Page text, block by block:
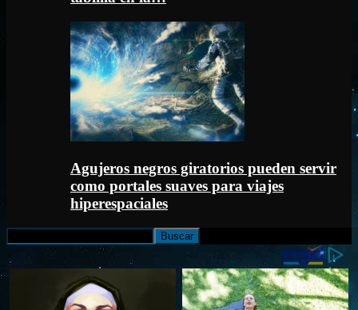
Agujeros negros giratorios pueden servir
como portales suaves para viajes
hiperespaciales